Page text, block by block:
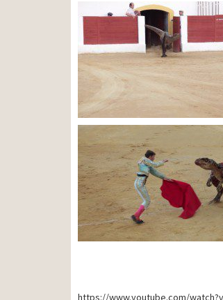
https://www.youtube.com/